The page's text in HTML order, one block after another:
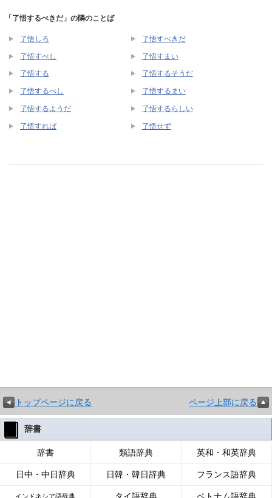
「了悟するべきだ」の隣のことば
了悟しろ 了悟すべきだ
了悟すべし 了悟すまい
了悟する 了悟するそうだ
了悟するべし 了悟するまい
了悟するようだ 了悟するらしい
了悟すれば 了悟せず
トップページに戻る ページ上部に戻る
辞書
辞書 類語辞典 英和・和英辞典
日中・中日辞典 日韓・韓日辞典 フランス語辞典
インドネシア語辞典